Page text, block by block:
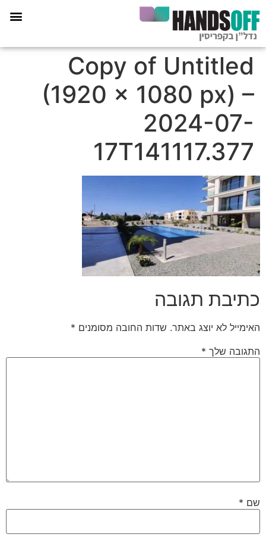
Copy of Untitled
(1920 × 1080 px) –
2024-07-
17T141117.377
כתיבת תגובה
האימייל לא יוצג באתר. שדות החובה מסומנים *
התגובה שלך *
שם *